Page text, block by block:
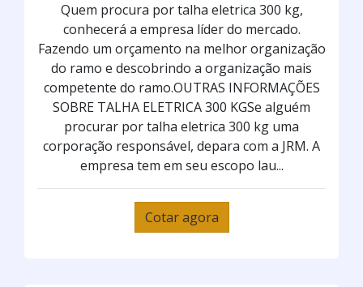
Quem procura por talha eletrica 300 kg,
conhecerá a empresa líder do mercado.
Fazendo um orçamento na melhor organização
do ramo e descobrindo a organização mais
competente do ramo.OUTRAS INFORMAÇÕES
SOBRE TALHA ELETRICA 300 KGSe alguém
procurar por talha eletrica 300 kg uma
corporação responsável, depara com a JRM. A
empresa tem em seu escopo lau...
Cotar agora